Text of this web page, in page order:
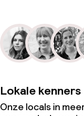
Lokale kenners
Onze locals in